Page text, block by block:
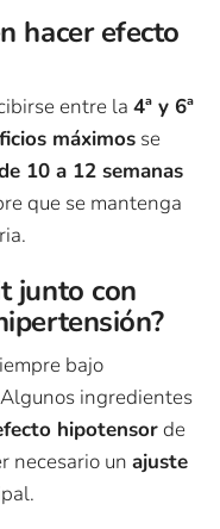
hacer efecto
entre la 4ª y 6ª
máximos se
10 a 12 semanas
que se mantenga
junto con
bajo
ingredientes
hipotensorde
necesario un ajuste